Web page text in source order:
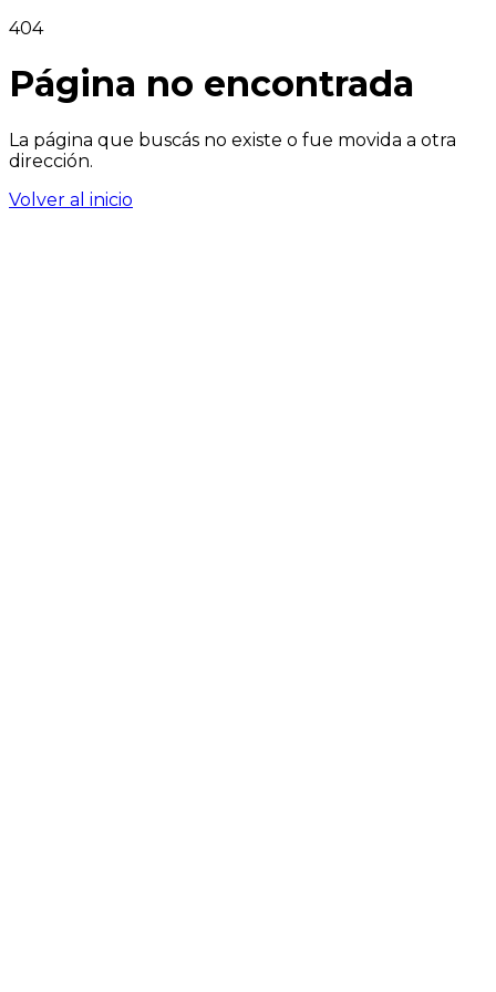
404
Página no encontrada
La página que buscás no existe o fue movida a otra
dirección.
Volver al inicio